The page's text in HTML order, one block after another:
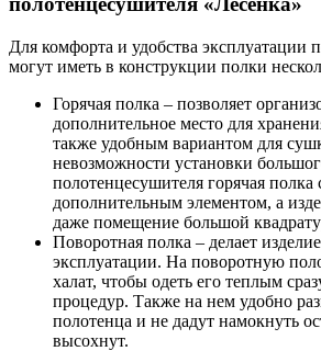
Для комфорта и удобства эксплуатации
могут иметь в конструкции полки
Горячая полка – позволяет
дополнительное место для
также удобным вариантом для
невозможности установки
полотенцесушителя горячая полка
дополнительным элементом, а
даже помещение большой
Поворотная полка – делает
эксплуатации. На поворотную
халат, чтобы одеть его теплым
процедур. Также на нем удобно
полотенца и не дадут намокнуть
высохнут.